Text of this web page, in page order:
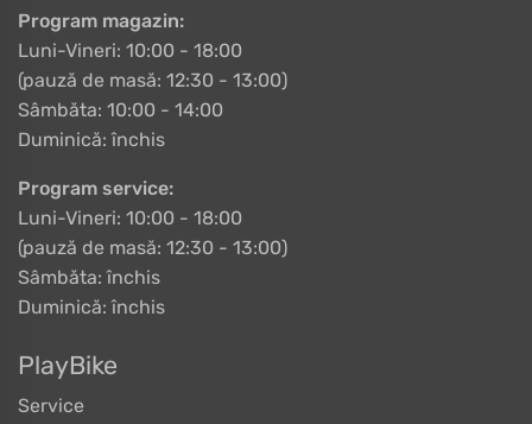
Program magazin:
Luni-Vineri: 10:00 - 18:00
(pauză de masă: 12:30 - 13:00)
Sâmbăta: 10:00 - 14:00
Duminică: închis
Program service:
Luni-Vineri: 10:00 - 18:00
(pauză de masă: 12:30 - 13:00)
Sâmbăta: închis
Duminică: închis
PlayBike
Service